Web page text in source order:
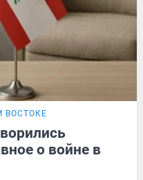
ВОСТОКЕ
о войне в